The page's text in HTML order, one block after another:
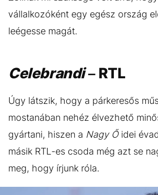
vállalkozóként egy egész ország
leégesse magát.
Celebrandi– RTL
Úgy látszik, hogy a párkeresős
mostanában nehéz élvezhető
gyártani, hiszen a Nagy Őidei
másik RTL-es csoda még azt se
meg, hogy írjunk róla.